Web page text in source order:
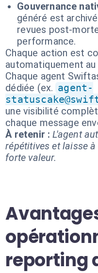
Gouvernance
généré est
revues post-
performance.
Chaque action est
automatiquement
Chaque agent
dédiée (ex. agent-
une visibilité
chaque message
À retenir : L'agent
répétitives et laisse
forte valeur.
reporting